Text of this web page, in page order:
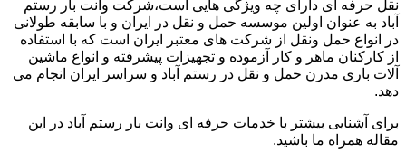
نقل حرفه ای دارای چه ویژگی هایی است،شرکت وانت بار رستم
آباد به عنوان اولین موسسه حمل و نقل در ایران و با سابقه طولانی
در انواع حمل ونقل از شرکت های معتبر ایران است که با استفاده
از کارکنان ماهر و کار آزموده و تجهیزات پیشرفته و انواع ماشین
آلات باری مدرن حمل و نقل در رستم آباد و سراسر ایران انجام می
دهد.
برای آشنایی بیشتر با خدمات حرفه ای وانت بار رستم آباد در این
مقاله همراه ما باشید.